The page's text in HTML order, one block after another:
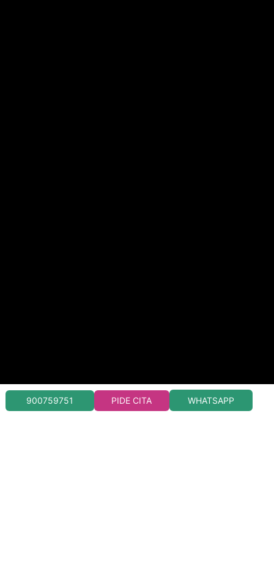
900759751 PIDE CITA WHATSAPP